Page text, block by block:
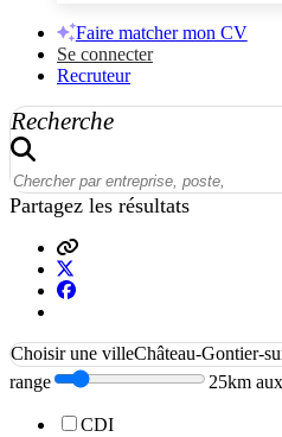
Faire matcher mon CV
Se connecter
Recruteur
Recherche
Partagez les résultats
Choisir une villeChâteau-Gontier-
range 25km
CDI